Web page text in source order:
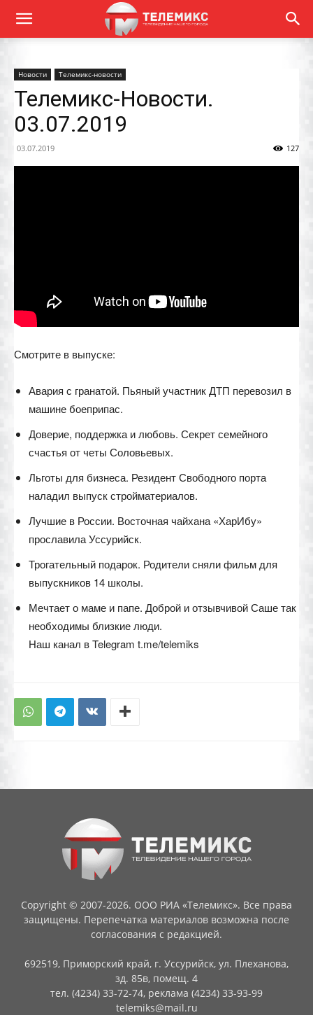
Новости Телемикс-новости
Телемикс-Новости.
03.07.2019
03.07.2019 127
Смотрите в выпуске:
Авария с гранатой. Пьяный участник ДТП перевозил в
машине боеприпас.
Доверие, поддержка и любовь. Секрет семейного
счастья от четы Соловьевых.
Льготы для бизнеса. Резидент Свободного порта
наладил выпуск стройматериалов.
Лучшие в России. Восточная чайхана «ХарИбу»
прославила Уссурийск.
Трогательный подарок. Родители сняли фильм для
выпускников 14 школы.
Мечтает о маме и папе. Доброй и отзывчивой Саше так
необходимы близкие люди.
Наш канал в Telegram t.me/telemiks
Copyright © 2007-2026. ООО РИА «Телемикс». Все права
защищены. Перепечатка материалов возможна после
согласования с редакцией.
692519, Приморский край, г. Уссурийск, ул. Плеханова,
зд. 85в, помещ. 4
тел. (4234) 33-72-74, реклама (4234) 33-93-99
telemiks@mail.ru